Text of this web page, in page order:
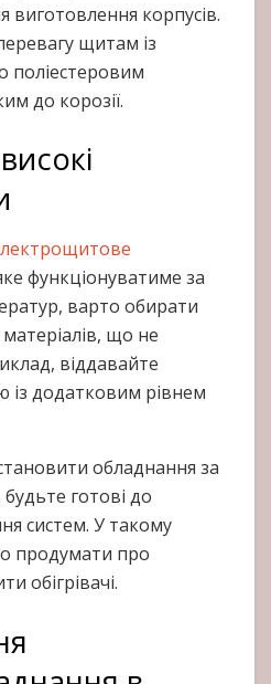
виготовлення корпусів.
щитам із
поліестеровим
до корозії.
функціонуватиме за
варто обирати
що не
віддавайте
із додатковим рівнем
обладнання за
готові до
систем. У такому
продумати про
обігрівачі.